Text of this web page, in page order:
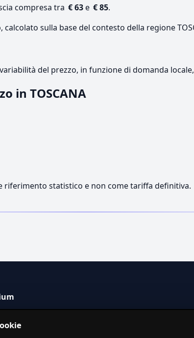
compresa tra € 63e € 85.
sulla base del contesto della regione
del prezzo, in funzione di domanda
in TOSCANA
riferimento statistico e non come tariffa definitiva.